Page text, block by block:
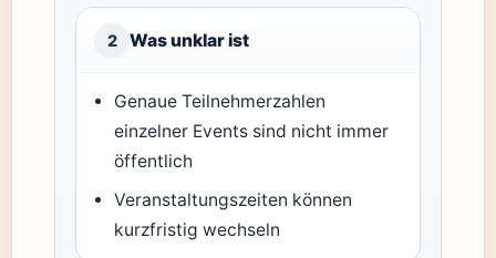
2 Was unklar ist
Genaue Teilnehmerzahlen
einzelner Events sind nicht immer
öffentlich
Veranstaltungszeiten können
kurzfristig wechseln